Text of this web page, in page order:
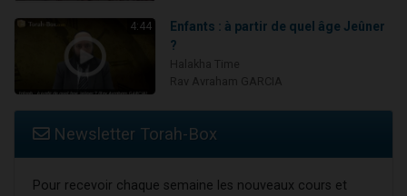
4:44
Enfants : à partir de quel âge Jeûner
?
Newsletter Torah-Box
Pour recevoir chaque semaine les nouveaux cours et